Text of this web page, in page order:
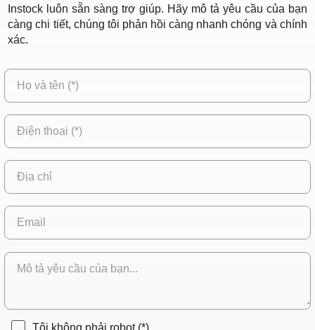
huyện
Hóc Môn,
TP. HCM
Instock luôn sẵn sàng trợ giúp. Hãy mô tả yêu cầu của bạn
càng chi tiết, chúng tôi phản hồi càng nhanh chóng và chính
xác.
Tôi không phải robot (*)